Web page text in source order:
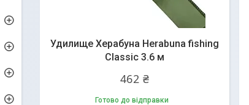
Удилище Херабуна Herabuna fishing
Classic 3.6 м
462 ₴
Готово до відправки